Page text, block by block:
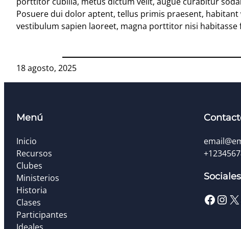
Posuere dui dolor aptent, tellus primis praesent,
vestibulum sapien laoreet, magna porttitor nisi
18 agosto, 2025
Menú
Inicio
Recursos
Clubes
Ministerios
Historia
Clases
Participantes
Sociales
Facebook InstagramX